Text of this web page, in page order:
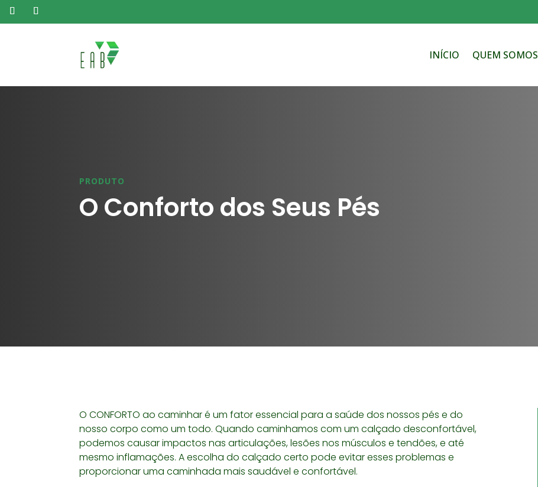
INÍCIO QUEM SOMOS
PRODUTO
O Conforto dos Seus Pés
O CONFORTO ao caminhar é um fator essencial para a saúde dos nossos pés e do
nosso corpo como um todo. Quando caminhamos com um calçado desconfortável,
podemos causar impactos nas articulações, lesões nos músculos e tendões, e até
mesmo inflamações. A escolha do calçado certo pode evitar esses problemas e
proporcionar uma caminhada mais saudável e confortável.